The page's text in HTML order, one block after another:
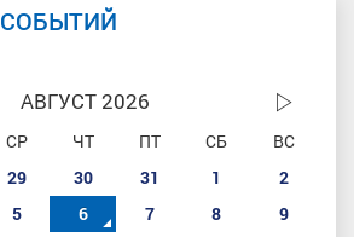
АВГУСТ 2026
СР ЧТ ПТ СБ
ВС
29 30 31 1
2
5 6 7 8
9